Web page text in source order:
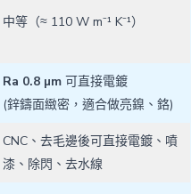
中等（≈ 110 W m⁻¹ K⁻¹）
Ra 0.8 µm 可直接電鍍
(鋅鑄面緻密，適合做亮鎳、鉻)
CNC、去毛邊後可直接電鍍、噴
漆、除閃、去水線